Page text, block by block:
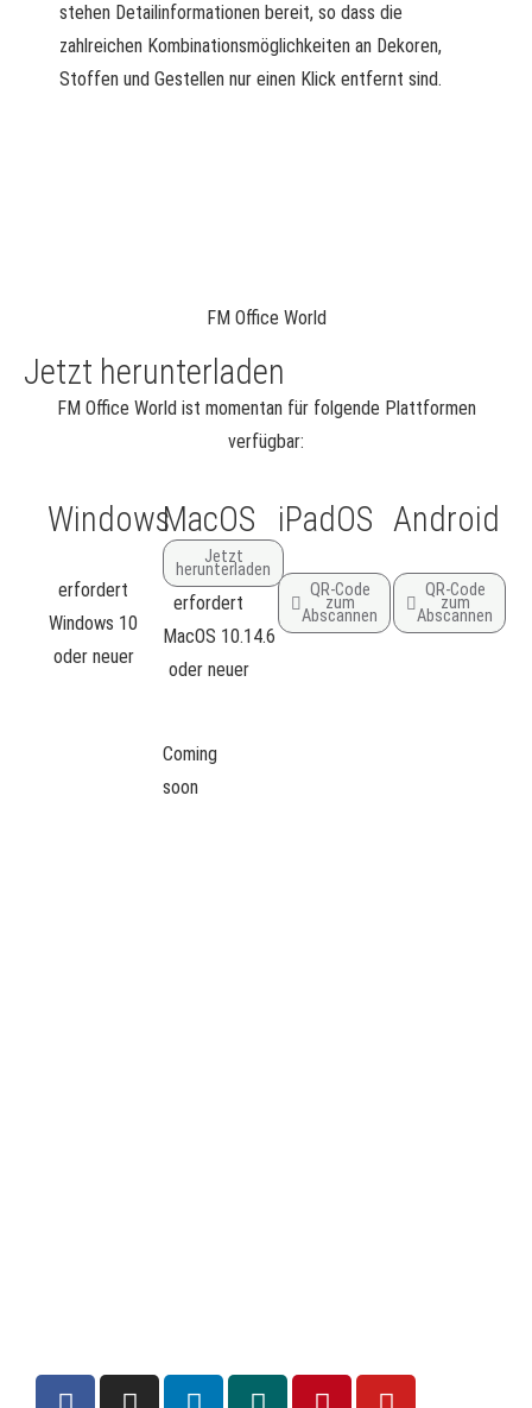
stehen Detailinformationen bereit, so dass die
zahlreichen Kombinationsmöglichkeiten an Dekoren,
Stoffen und Gestellen nur einen Klick entfernt sind.
FM Office World
Jetzt herunterladen
FM Office World ist momentan für folgende Plattformen
verfügbar:
Windows
erfordert
Windows 10
oder neuer
MacOS
Jetzt
herunterladen
erfordert
MacOS 10.14.6
oder neuer
Coming
soon
iPadOS
QR-Code
zum
Abscannen
Android
QR-Code
zum
Abscannen